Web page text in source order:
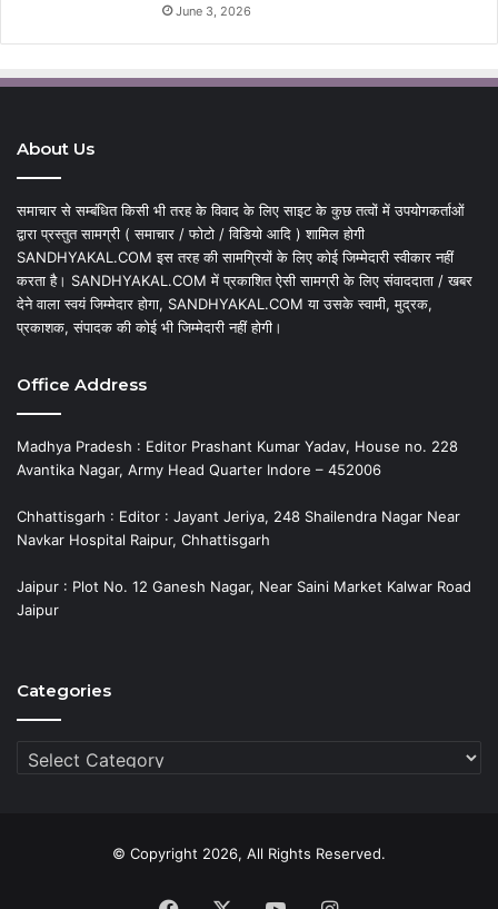
June 3, 2026
About Us
समाचार से सम्बंधित किसी भी तरह के विवाद के लिए साइट के कुछ तत्वों में उपयोगकर्ताओं
द्वारा प्रस्तुत सामग्री ( समाचार / फोटो / विडियो आदि ) शामिल होगी
SANDHYAKAL.COM इस तरह की सामग्रियों के लिए कोई जिम्मेदारी स्वीकार नहीं
करता है। SANDHYAKAL.COM में प्रकाशित ऐसी सामग्री के लिए संवाददाता / खबर
देने वाला स्वयं जिम्मेदार होगा, SANDHYAKAL.COM या उसके स्वामी, मुद्रक,
प्रकाशक, संपादक की कोई भी जिम्मेदारी नहीं होगी।
Office Address
Madhya Pradesh : Editor Prashant Kumar Yadav, House no. 228
Avantika Nagar, Army Head Quarter Indore – 452006
Chhattisgarh : Editor : Jayant Jeriya, 248 Shailendra Nagar Near
Navkar Hospital Raipur, Chhattisgarh
Jaipur : Plot No. 12 Ganesh Nagar, Near Saini Market Kalwar Road
Jaipur
Categories
Categories
© Copyright 2026, All Rights Reserved.